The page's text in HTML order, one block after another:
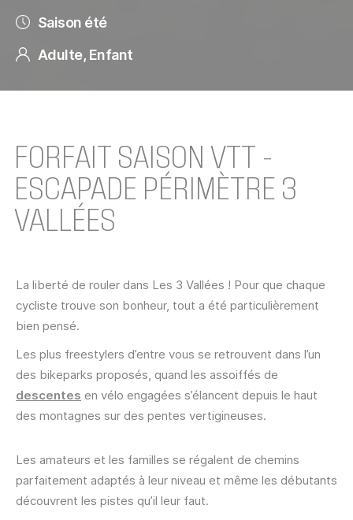
Saison été
Adulte, Enfant
FORFAIT SAISON VTT -
ESCAPADE PÉRIMÈTRE 3
VALLÉES
La liberté de rouler dans Les 3 Vallées ! Pour que chaque
cycliste trouve son bonheur, tout a été particulièrement
bien pensé.
Les plus freestylers d’entre vous se retrouvent dans l’un
des bikeparks proposés, quand les assoiffés de
descentes en vélo engagées s’élancent depuis le haut
des montagnes sur des pentes vertigineuses.
Les amateurs et les familles se régalent de chemins
parfaitement adaptés à leur niveau et même les débutants
découvrent les pistes qu’il leur faut.